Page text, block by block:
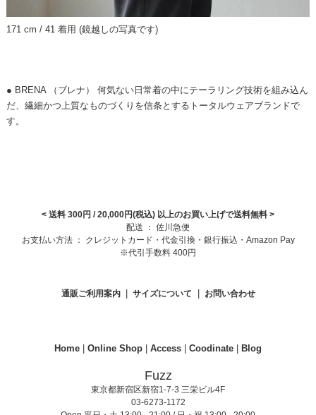
171 cm / 41 着用 (鏡越しの写真です)
● BRENA （ブレナ） 何気ない日常着の中にテーラリング技術を組み込ん
だ、繊細かつ上質なものづくりを信条とするトータルウェアブランドで
す。
< 送料 300円 / 20,000円(税込) 以上のお買い上げで送料無料 >
配送 ： 佐川急便
お支払い方法 ： クレジットカード・代金引換・銀行振込・Amazon Pay
※代引手数料 400円
通販ご利用案内 サイズについて お問い合わせ
Home Online Shop Access Coodinate Blog
Fuzz
東京都新宿区新宿1-7-3 三栄ビル4F
03-6273-1172